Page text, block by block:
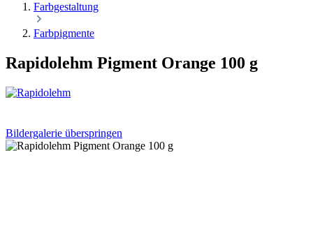
Farbgestaltung
Farbpigmente
Rapidolehm Pigment Orange 100 g
Bildergalerie überspringen